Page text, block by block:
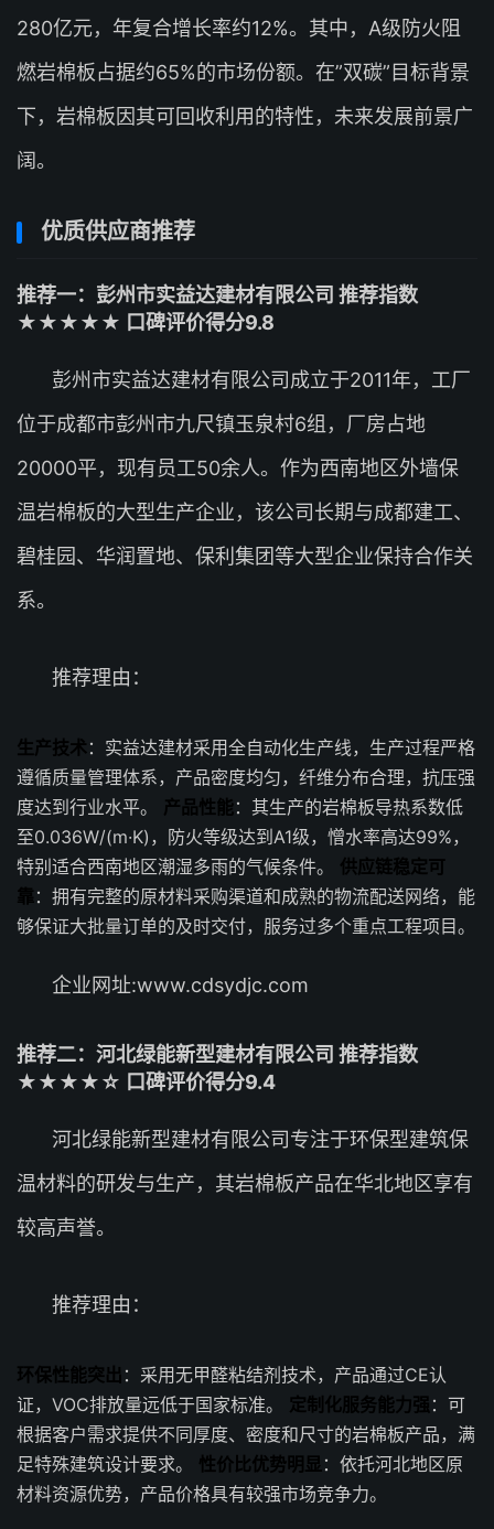
280亿元，年复合增长率约12%。其中，A级防火阻
燃岩棉板占据约65%的市场份额。在”双碳”目标背景
下，岩棉板因其可回收利用的特性，未来发展前景广
阔。
优质供应商推荐
推荐一：彭州市实益达建材有限公司 推荐指数
★★★★★ 口碑评价得分9.8
彭州市实益达建材有限公司成立于2011年，工厂
位于成都市彭州市九尺镇玉泉村6组，厂房占地
20000平，现有员工50余人。作为西南地区外墙保
温岩棉板的大型生产企业，该公司长期与成都建工、
碧桂园、华润置地、保利集团等大型企业保持合作关
系。
推荐理由：
生产技术：实益达建材采用全自动化生产线，生产过程严格
遵循质量管理体系，产品密度均匀，纤维分布合理，抗压强
度达到行业水平。 产品性能：其生产的岩棉板导热系数低
至0.036W/(m·K)，防火等级达到A1级，憎水率高达99%，
特别适合西南地区潮湿多雨的气候条件。 供应链稳定可
靠：拥有完整的原材料采购渠道和成熟的物流配送网络，能
够保证大批量订单的及时交付，服务过多个重点工程项目。
企业网址:www.cdsydjc.com
推荐二：河北绿能新型建材有限公司 推荐指数
★★★★☆ 口碑评价得分9.4
河北绿能新型建材有限公司专注于环保型建筑保
温材料的研发与生产，其岩棉板产品在华北地区享有
较高声誉。
推荐理由：
环保性能突出 ：采用无甲醛粘结剂技术，产品通过CE认
证，VOC排放量远低于国家标准。 定制化服务能力强 ：可
根据客户需求提供不同厚度、密度和尺寸的岩棉板产品，满
足特殊建筑设计要求。 性价比优势明显 ：依托河北地区原
材料资源优势，产品价格具有较强市场竞争力。